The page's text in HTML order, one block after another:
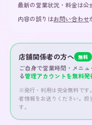
最新の営業状況・料金は公
内容の誤りはお問い合わせ
店舗関係者の方へ 無料
ご自身で営業時間・メニ
る管理アカウントを無料発
※発行・利用は完全無料です
者情報をお送りください。担
す。